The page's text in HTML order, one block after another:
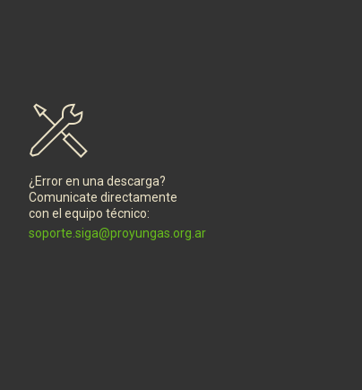
¿Error en una descarga?
Comunicate directamente
con el equipo técnico:
soporte.siga@proyungas.org.ar